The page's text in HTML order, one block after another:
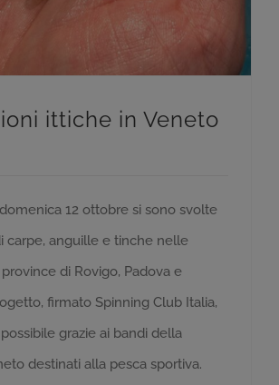
ittiche in Veneto
12 ottobre si sono svolte
carpe, anguille e tinche nelle
di Rovigo, Padova e
firmato Spinning Club Italia,
grazie ai bandi della
destinati alla pesca sportiva.